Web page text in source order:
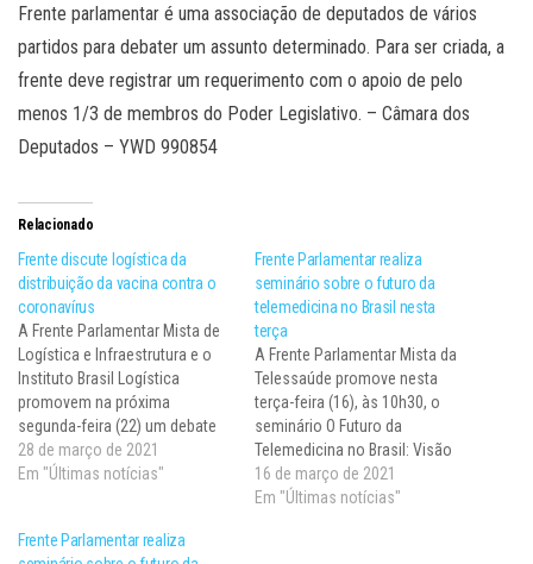
Frente parlamentar é uma associação de deputados de vários
partidos para debater um assunto determinado. Para ser criada, a
frente deve registrar um requerimento com o apoio de pelo
menos 1/3 de membros do Poder Legislativo. – Câmara dos
Deputados – YWD 990854
Relacionado
Frente discute logística da
distribuição da vacina contra o
coronavírus
A Frente Parlamentar Mista de
Logística e Infraestrutura e o
Instituto Brasil Logística
promovem na próxima
segunda-feira (22) um debate
virtual com especialistas sobre
a distribuição e
evento terá início às 19 horas e
28 de março de 2021
Em "Últimas notícias"
Frente Parlamentar realiza
seminário sobre o futuro da
telemedicina no Brasil nesta
terça
A Frente Parlamentar Mista da
Telessaúde promove nesta
terça-feira (16), às 10h30, o
seminário O Futuro da
Telemedicina no Brasil: Visão
das Entidades Médicas. O
evento conta com a parceria
16 de março de 2021
Em "Últimas notícias"
Frente Parlamentar realiza